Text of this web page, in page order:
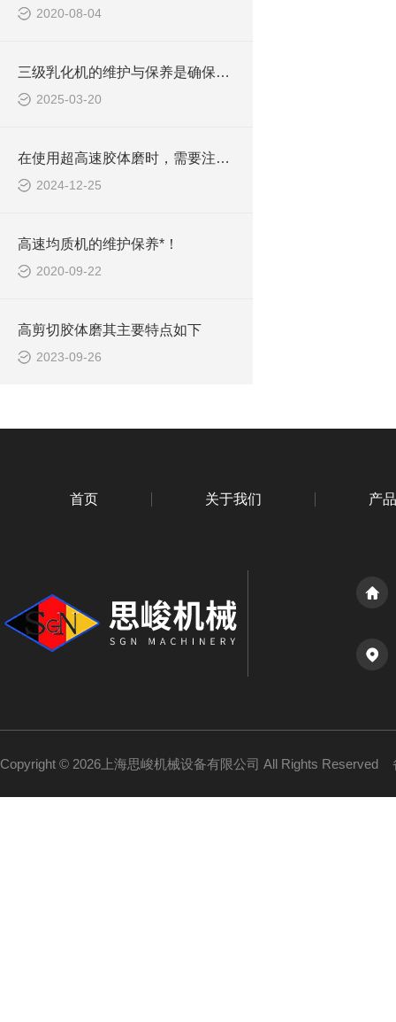
2020-08-04
三级乳化机的维护与保养是确保其长期稳定运行的关键
2025-03-20
在使用超高速胶体磨时，需要注意以下几个方面
2024-12-25
高速均质机的维护保养*！
2020-09-22
高剪切胶体磨其主要特点如下
2023-09-26
首页 关于我们 产
Copyright © 2026上海思峻机械设备有限公司 All Rights Reserved